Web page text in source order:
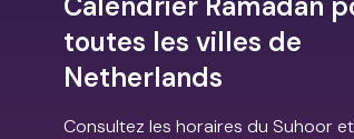
toutes les villes de
Netherlands
Consultez les horaires du Suhoor